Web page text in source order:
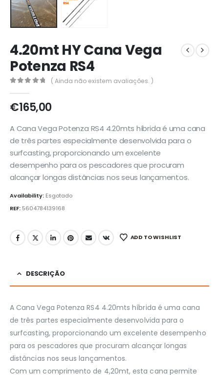
4.20mt HY Cana Vega
Potenza RS4
( Ainda não existem avaliações. )
€165,00
A Cana Vega Potenza RS4 4.20mts híbrida é uma cana
de três partes especialmente desenvolvida para o
surfcasting, proporcionando um excelente
desempenho para os pescadores que procuram
alcançar longas distâncias nos seus lançamentos.
Availability: Esgotado
REF: 5604784139168
ADD TO WISHLIST
DESCRIÇÃO
A Cana Vega Potenza RS4 4.20mts híbrida é uma cana
de três partes especialmente desenvolvida para o
surfcasting, proporcionando um excelente desempenho
para os pescadores que procuram alcançar longas
distâncias nos seus lançamentos.
Com um comprimento de 4,20mt, esta cana permite